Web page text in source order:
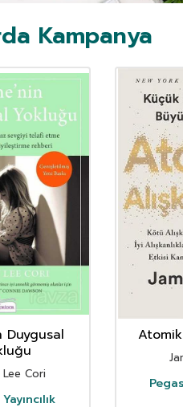
Kampanya
Duygusal
Lee Cori
Atomik